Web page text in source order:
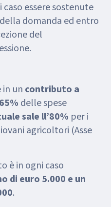
caso essere sostenute
domanda ed entro
del
in un contributo a
delle spese
sale ll’80% per i
agricoltori (Asse
è in ogni caso
di euro 5.000 e un
.